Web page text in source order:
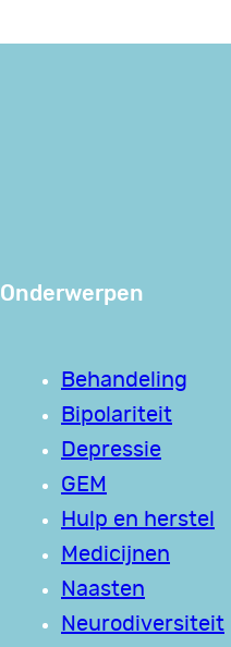
Onderwerpen
Behandeling
Bipolariteit
Depressie
GEM
Hulp en herstel
Medicijnen
Naasten
Neurodiversiteit